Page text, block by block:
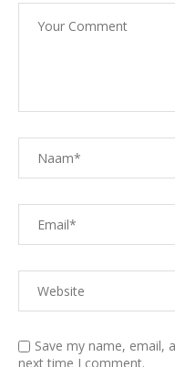
Save my name, email,
next time I comment.